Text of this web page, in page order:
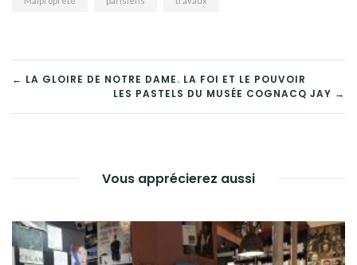
NAVIGATION
DE
← LA GLOIRE DE NOTRE DAME. LA FOI ET LE POUVOIR
LES PASTELS DU MUSÉE COGNACQ JAY →
Vous apprécierez aussi